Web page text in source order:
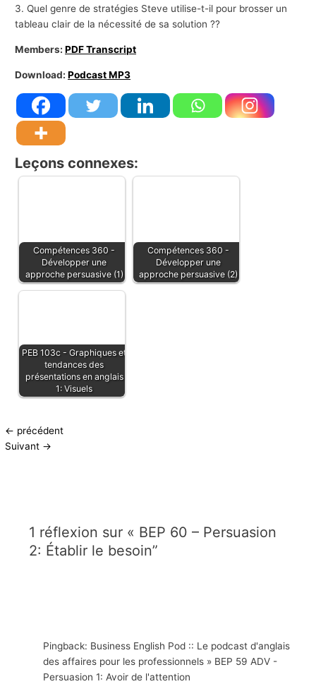
3. Quel genre de stratégies Steve utilise-t-il pour brosser un
tableau clair de la nécessité de sa solution ??
Members:PDF Transcript
Download:Podcast MP3
Leçons connexes:
Compétences 360 -
Développer une
approche persuasive (1)
Compétences 360 -
Développer une
approche persuasive (2)
PEB 103c - Graphiques et
tendances des
présentations en anglais
1: Visuels
← précédent
Suivant →
1 réflexion sur « BEP 60 – Persuasion
2: Établir le besoin”
Pingback: Business English Pod :: Le podcast d'anglais
des affaires pour les professionnels » BEP 59 ADV -
Persuasion 1: Avoir de l'attention